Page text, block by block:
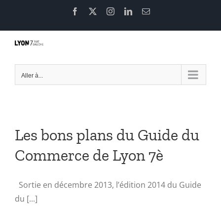
contenu
Facebook InstagramLinkedInEmail
Aller à...
Les bons plans du Guide du
Commerce de Lyon 7è
Sortie en décembre 2013, l’édition 2014 du Guide
du [...]